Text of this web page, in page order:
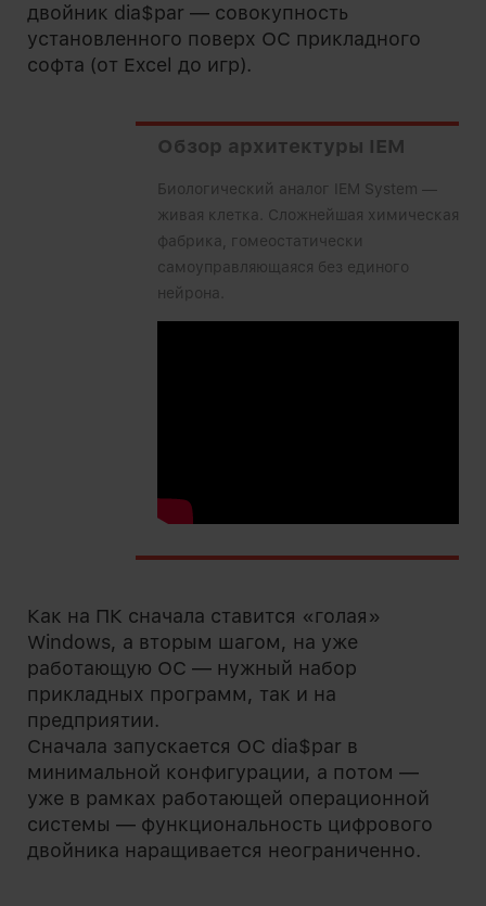
двойник dia$par — совокупность
установленного поверх ОС прикладного
софта (от Excel до игр).
Обзор архитектуры IEM
Биологический аналог IEM System —
живая клетка. Сложнейшая химическая
фабрика, гомеостатически
самоуправляющаяся без единого
нейрона.
Как на ПК сначала ставится «голая»
Windows, а вторым шагом, на уже
работающую ОС — нужный набор
прикладных программ, так и на
предприятии.
Сначала запускается ОС dia$par в
минимальной конфигурации, а потом —
уже в рамках работающей операционной
системы — функциональность цифрового
двойника наращивается неограниченно.